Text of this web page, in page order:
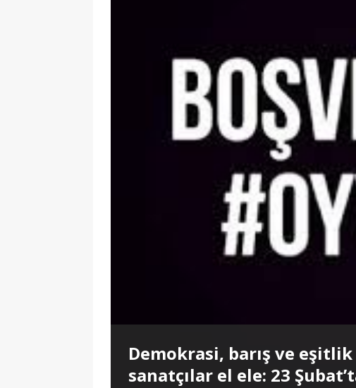
Demokrasi, barış ve
sanatçılar el ele: 23